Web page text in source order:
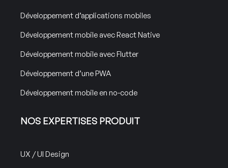
Développement d’applications mobiles
Développement mobile avec React Native
Développement mobile avec Flutter
Développement d’une PWA
Développement mobile en no-code
NOS EXPERTISES PRODUIT
UX / UI Design